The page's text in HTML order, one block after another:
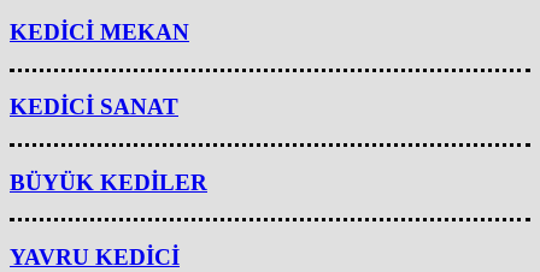
KEDİCİ MEKAN
KEDİCİ SANAT
BÜYÜK KEDİLER
YAVRU KEDİCİ